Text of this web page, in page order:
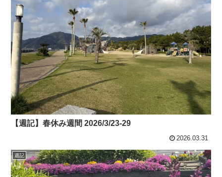
【週記】春休み週間 2026/3/23-29
2026.03.31
週記